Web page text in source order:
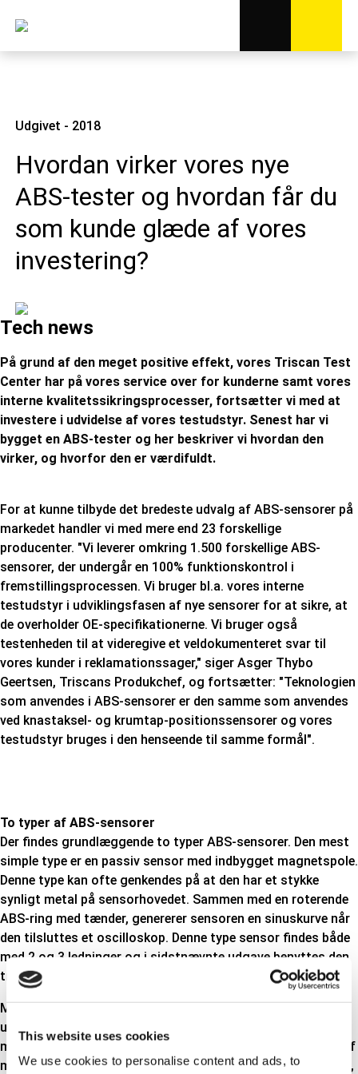
This website uses cookies
We use cookies to personalise content and ads, to
Udgivet - 2018
Hvordan virker vores nye
ABS-tester og hvordan får du
som kunde glæde af vores
investering?
Tech news
På grund af den meget positive effekt, vores Triscan Test
Center har på vores service over for kunderne samt vores
interne kvalitetssikringsprocesser, fortsætter vi med at
investere i udvidelse af vores testudstyr. Senest har vi
bygget en ABS-tester og her beskriver vi hvordan den
virker, og hvorfor den er værdifuldt.
For at kunne tilbyde det bredeste udvalg af ABS-sensorer på
markedet handler vi med mere end 23 forskellige
producenter. "Vi leverer omkring 1.500 forskellige ABS-
sensorer, der undergår en 100% funktionskontrol i
fremstillingsprocessen. Vi bruger bl.a. vores interne
testudstyr i udviklingsfasen af nye sensorer for at sikre, at
de overholder OE-specifikationerne. Vi bruger også
testenheden til at videregive et veldokumenteret svar til
vores kunder i reklamationssager," siger Asger Thybo
Geertsen, Triscans Produkchef, og fortsætter: "Teknologien
som anvendes i ABS-sensorer er den samme som anvendes
ved knastaksel- og krumtap-positionssensorer og vores
testudstyr bruges i den henseende til samme formål".
To typer af ABS-sensorer
Der findes grundlæggende to typer ABS-sensorer. Den mest
simple type er en passiv sensor med indbygget magnetspole.
Denne type kan ofte genkendes på at den har et stykke
synligt metal på sensorhovedet. Sammen med en roterende
ABS-ring med tænder, genererer sensoren en sinuskurve når
den tilsluttes et oscilloskop. Denne type sensor findes både
med 2 og 3 ledninger og i sidstnævnte udgave benyttes den
tredje ledning udelukkende til støjisolering.
Mekanikere fejlsøger ofte på passive ABS-sensorer ved
udelukkende at måle modstanden i sensoren ved hjælp af et
multimeter. Men i virkeligheden kræver det også en måling af
magnetspolens evne til at generere et magnetfelt/induktion,